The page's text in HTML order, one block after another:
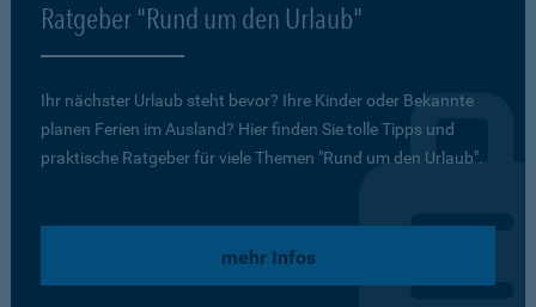
Ratgeber "Rund um den Urlaub"
Ihr nächster Urlaub steht bevor? Ihre Kinder oder Bekannte
planen Ferien im Ausland? Hier finden Sie tolle Tipps und
praktische Ratgeber für viele Themen "Rund um den Urlaub".
mehr Infos